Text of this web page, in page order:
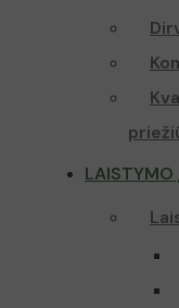
LAISTYMO